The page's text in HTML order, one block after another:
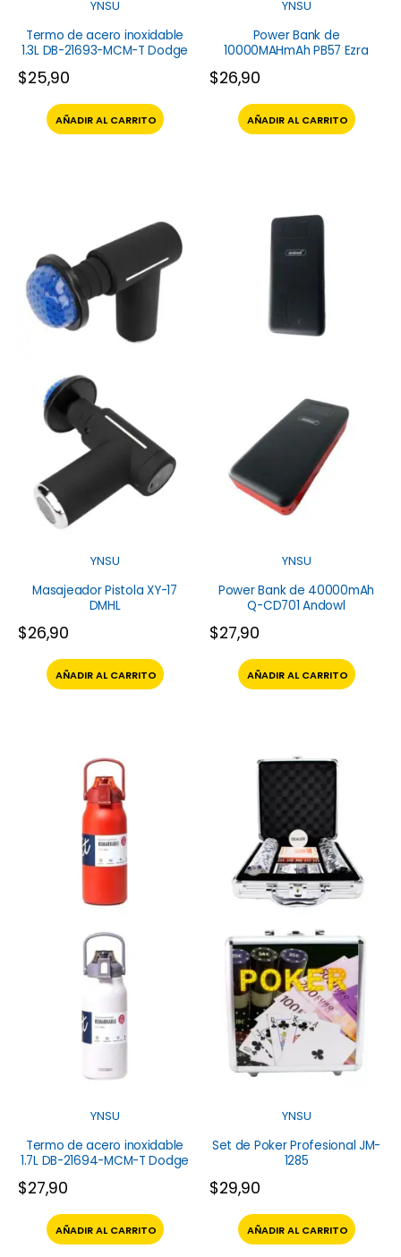
YNSU
Termo de acero inoxidable
1.3L DB-21693-MCM-T Dodge
$25,90
AÑADIR AL CARRITO
YNSU
Power Bank de
10000MAHmAh PB57 Ezra
$26,90
AÑADIR AL CARRITO
YNSU
Masajeador Pistola XY-17
DMHL
$26,90
AÑADIR AL CARRITO
YNSU
Power Bank de 40000mAh
Q-CD701 Andowl
$27,90
AÑADIR AL CARRITO
YNSU
Termo de acero inoxidable
1.7L DB-21694-MCM-T Dodge
$27,90
AÑADIR AL CARRITO
YNSU
Set de Poker Profesional JM-
1285
$29,90
AÑADIR AL CARRITO